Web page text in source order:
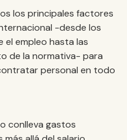
los principales factores
-desde los
el empleo hasta las
de la normativa- para
personal en todo
conlleva gastos